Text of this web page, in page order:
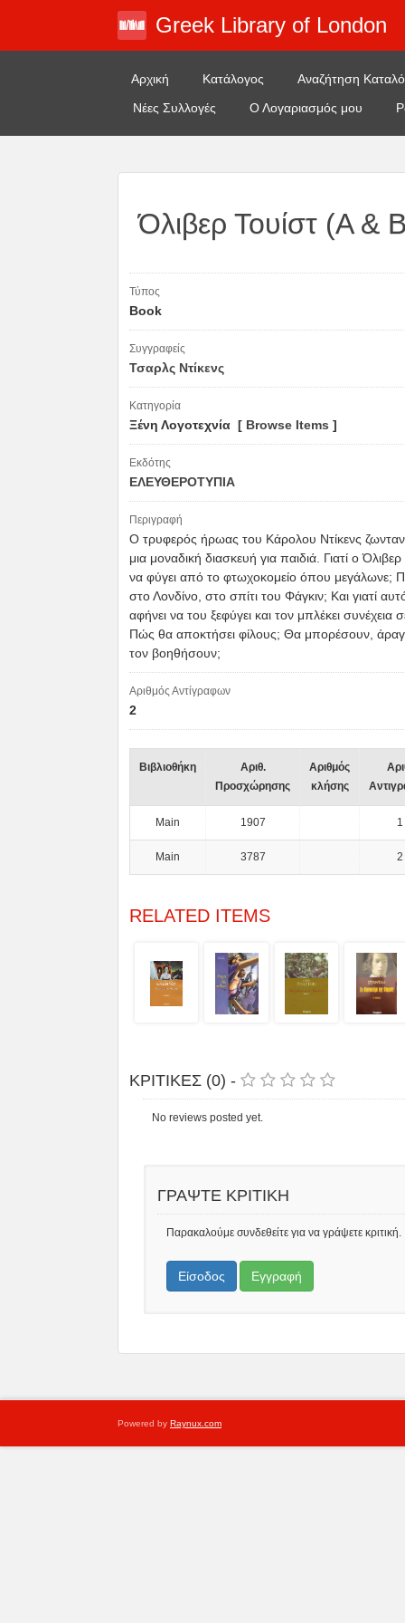
Greek Library of London
Αρχική Κατάλογος
Αναζήτηση
Νέες Συλλογές
Ο Λογαριασμός μου
Όλιβερ Τουίστ (Α
Τύπος
Book
Συγγραφείς
Τσαρλς Ντίκενς
Κατηγορία
Ξένη Λογοτεχνία [ Browse Items ]
Εκδότης
ΕΛΕΥΘΕΡΟΤΥΠΙΑ
Περιγραφή
Ο τρυφερός ήρωας του Κάρολου Ντίκενς
μια μοναδική διασκευή για παιδιά. Γιατί ο
να φύγει από το φτωχοκομείο όπου μεγάλωνε;
στο Λονδίνο, στο σπίτι του Φάγκιν; Και γιατί
αφήνει να του ξεφύγει και τον μπλέκει συνέχεια
Πώς θα αποκτήσει φίλους; Θα μπορέσουν,
τον βοηθήσουν;
Αριθμός Αντίγραφων
2
Βιβλιοθήκη
Αριθ.
Προσχώρησης
Αριθμός
κλήσης
Main 1907 1
Main 3787 2
RELATED ITEMS
ΚΡΙΤΙΚΕΣ (0) -
No reviews posted yet.
ΓΡΑΨΤΕ ΚΡΙΤΙΚΗ
Παρακαλούμε συνδεθείτε για να γράψετε κριτική.
Είσοδος Εγγραφή
Powered by Raynux.com